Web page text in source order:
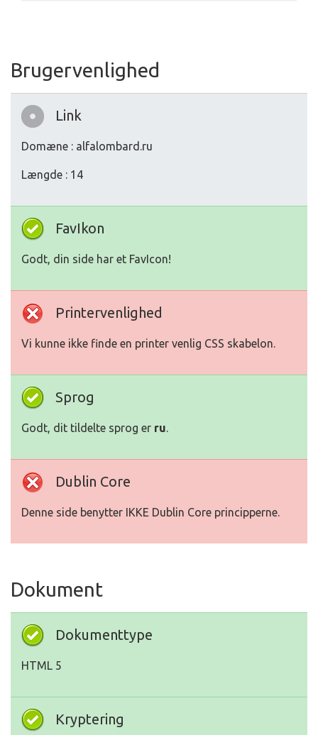
Brugervenlighed
Link
Domæne : alfalombard.ru
Længde : 14
FavIkon
Godt, din side har et FavIcon!
Printervenlighed
Vi kunne ikke finde en printer venlig CSS skabelon.
Sprog
Godt, dit tildelte sprog er ru.
Dublin Core
Denne side benytter IKKE Dublin Core principperne.
Dokument
Dokumenttype
HTML 5
Kryptering